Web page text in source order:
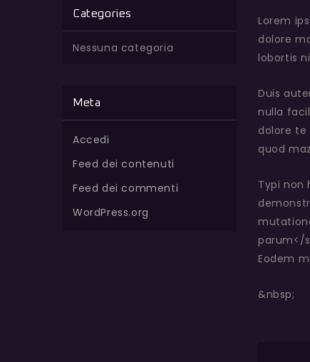
Lorem
dolore
lobortis
Duis
nulla
dolore
quod
Typi non
parum</
Eodem
&nbsp;
Categories
Nessuna categoria
Meta
Accedi
Feed dei contenuti
Feed dei commenti
WordPress.org